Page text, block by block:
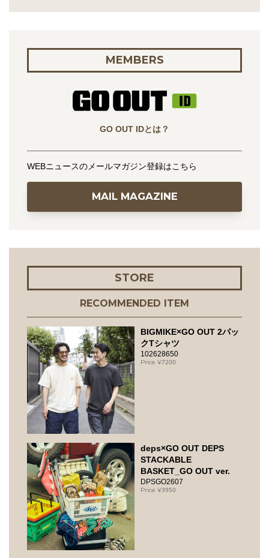
MEMBERS
GO OUT IDとは？
WEBニュースのメールマガジン登録はこちら
MAIL MAGAZINE
STORE
RECOMMENDED ITEM
BIGMIKE×GO OUT 2パッ
クTシャツ
102628650
7200
deps×GO OUT DEPS
STACKABLE
BASKET_GO OUT ver.
DPSGO2607
3950